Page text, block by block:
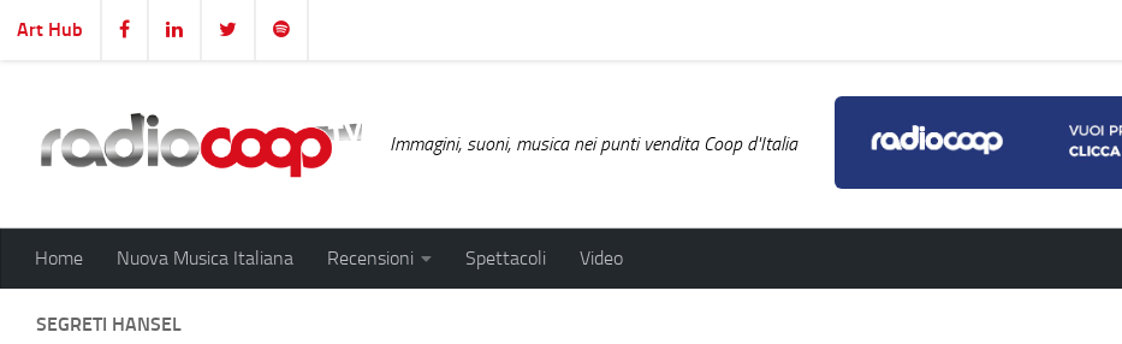
Salta al contenuto
Art Hub
Immagini, suoni, musica nei punti vendita Coop d'Italia
Home Nuova Musica Italiana Recensioni Spettacoli Video
SEGRETI HANSEL